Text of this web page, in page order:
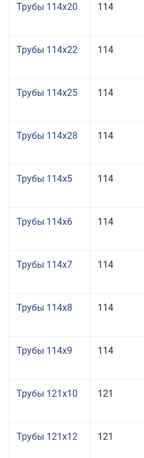
Трубы 114x20 114
Трубы 114x22 114
Трубы 114x25 114
Трубы 114x28 114
Трубы 114x5 114
Трубы 114x6 114
Трубы 114x7 114
Трубы 114x8 114
Трубы 114x9 114
Трубы 121x10 121
Трубы 121x12 121